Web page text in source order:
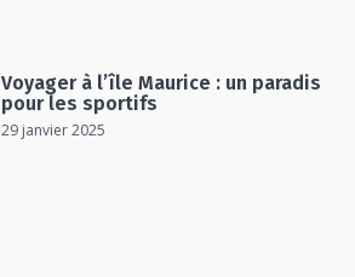
Voyager à l’île Maurice : un paradis
pour les sportifs
29 janvier 2025